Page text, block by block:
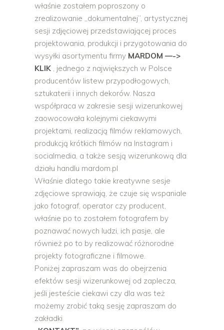
właśnie zostałem poproszony o
zrealizowanie „dokumentalnej”, artystycznej
sesji zdjęciowej przedstawiającej proces
projektowania, produkcji i przygotowania do
wysyłki asortymentu firmy MARDOM —->
KLIK , jednego z największych w Polsce
producentów listew przypodłogowych,
sztukaterii i innych dekorów. Nasza
współpraca w zakresie sesji wizerunkowej
zaowocowała kolejnymi ciekawymi
projektami, realizacją filmów reklamowych,
produkcją krótkich filmów na Instagram i
socialmedia, a także sesją wizerunkową dla
działu handlu mardom.pl
Właśnie dlatego takie kreatywne sesje
zdjęciowe sprawiają, że czuje się wspaniale
jako fotograf, operator czy producent,
właśnie po to zostałem fotografem by
poznawać nowych ludzi, ich pasje, ale
również po to by realizować różnorodne
projekty fotograficzne i filmowe.
Poniżej zapraszam was do obejrzenia
efektów sesji wizerunkowej od zaplecza,
jeśli jesteście ciekawi czy dla was też
możemy zrobić taką sesję zapraszam do
zakładki